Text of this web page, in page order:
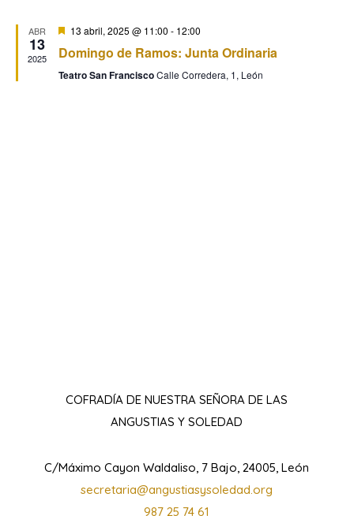
ABR
13
2025
Destacado
13 abril, 2025 @ 11:00 - 12:00
Domingo de Ramos: Junta Ordinaria
Teatro San FranciscoCalle Corredera, 1, León
COFRADÍA DE NUESTRA SEÑORA DE LAS
ANGUSTIAS Y SOLEDAD
C/Máximo Cayon Waldaliso, 7 Bajo, 24005, León
secretaria@angustiasysoledad.org
987 25 74 61